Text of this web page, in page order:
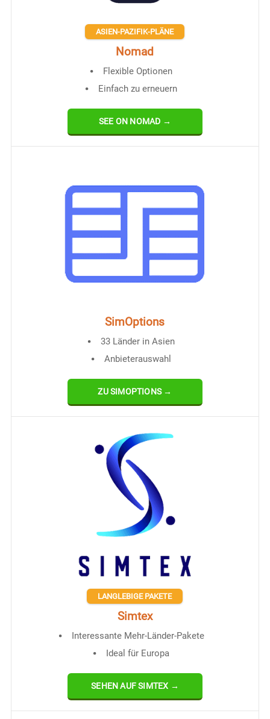
ASIEN-PAZIFIK-PLÄNE
Nomad
Flexible Optionen
Einfach zu erneuern
SEE ON NOMAD →
SimOptions
33 Länder in Asien
Anbieterauswahl
ZU SIMOPTIONS →
LANGLEBIGE PAKETE
Simtex
Interessante Mehr-Länder-Pakete
Ideal für Europa
SEHEN AUF SIMTEX →